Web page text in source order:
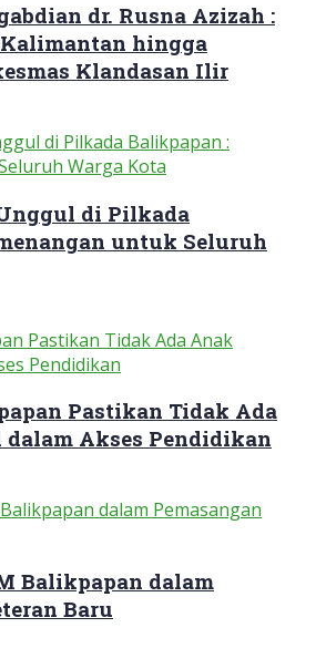
dr. Rusna Azizah :
hingga
Klandasan Ilir
di Pilkada
untuk Seluruh
Pastikan Tidak Ada
Akses Pendidikan
Balikpapan dalam
Baru